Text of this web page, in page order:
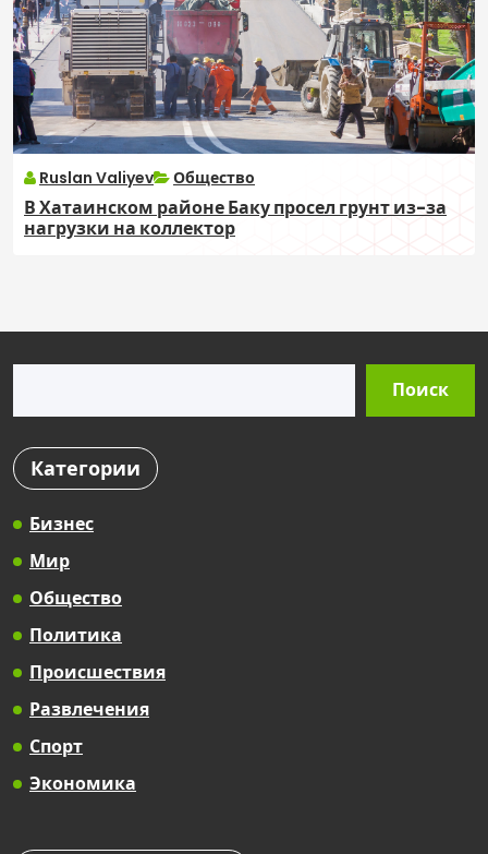
Ruslan Valiyev Общество
В Хатаинском районе Баку просел грунт из-за
нагрузки на коллектор
Поиск
Категории
Бизнес
Мир
Общество
Политика
Происшествия
Развлечения
Спорт
Экономика